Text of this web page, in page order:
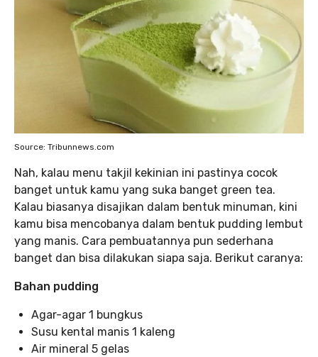
Source: Tribunnews.com
Nah, kalau menu takjil kekinian ini pastinya cocok
banget untuk kamu yang suka banget green tea.
Kalau biasanya disajikan dalam bentuk minuman, kini
kamu bisa mencobanya dalam bentuk pudding lembut
yang manis. Cara pembuatannya pun sederhana
banget dan bisa dilakukan siapa saja. Berikut caranya:
Bahan pudding
Agar-agar 1 bungkus
Susu kental manis 1 kaleng
Air mineral 5 gelas